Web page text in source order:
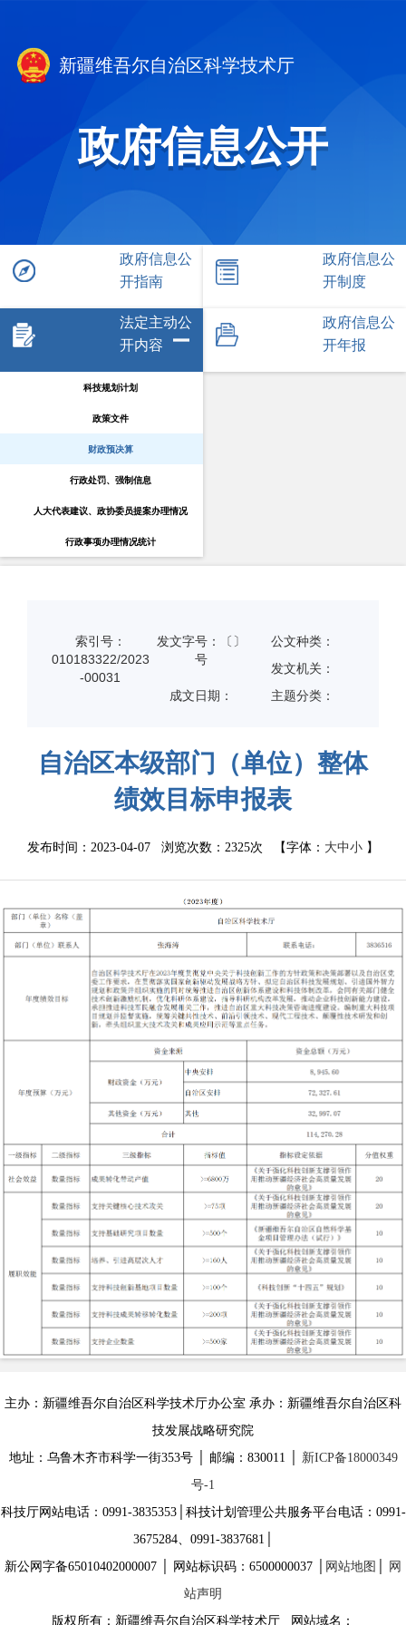
新疆维吾尔自治区科学技术厅
政府信息公开
政府信息公
开指南
政府信息公
开制度
法定主动公
开内容
科技规划计划
政策文件
财政预决算
行政处罚、强制信息
人大代表建议、政协委员提案办理情况
行政事项办理情况统计
政府信息公
开年报
索引号：
010183322/2023
-00031
发文字号：〔〕
号
公文种类：
发文机关：
成文日期：
主题分类：
自治区本级部门（单位）整体
绩效目标申报表
发布时间：2023-04-07 浏览次数： 2325次 【字体： 大中小 】
主办：新疆维吾尔自治区科学技术厅办公室 承办：新疆维吾尔自治区科
技发展战略研究院
地址：乌鲁木齐市科学一街353号 │ 邮编：830011 │ 新ICP备18000349
号-1
科技厅网站电话：0991-3835353│科技计划管理公共服务平台电话：0991-
3675284、0991-3837681│
新公网字备65010402000007 │ 网站标识码：6500000037 │
网站地图
网
站声明
版权所有：新疆维吾尔自治区科学技术厅 网站域名：